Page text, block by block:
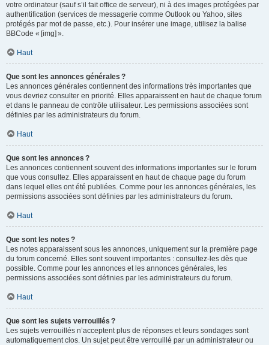
votre ordinateur (sauf s’il fait office de serveur), ni à des images protégées par
authentification (services de messagerie comme Outlook ou Yahoo, sites
protégés par mot de passe, etc.). Pour insérer une image, utilisez la balise
BBCode « [img] ».
Haut
Que sont les annonces générales ?
Les annonces générales contiennent des informations très importantes que
vous devriez consulter en priorité. Elles apparaissent en haut de chaque forum
et dans le panneau de contrôle utilisateur. Les permissions associées sont
définies par les administrateurs du forum.
Haut
Que sont les annonces ?
Les annonces contiennent souvent des informations importantes sur le forum
que vous consultez. Elles apparaissent en haut de chaque page du forum
dans lequel elles ont été publiées. Comme pour les annonces générales, les
permissions associées sont définies par les administrateurs du forum.
Haut
Que sont les notes ?
Les notes apparaissent sous les annonces, uniquement sur la première page
du forum concerné. Elles sont souvent importantes : consultez-les dès que
possible. Comme pour les annonces et les annonces générales, les
permissions associées sont définies par les administrateurs du forum.
Haut
Que sont les sujets verrouillés ?
Les sujets verrouillés n’acceptent plus de réponses et leurs sondages sont
automatiquement clos. Un sujet peut être verrouillé par un administrateur ou